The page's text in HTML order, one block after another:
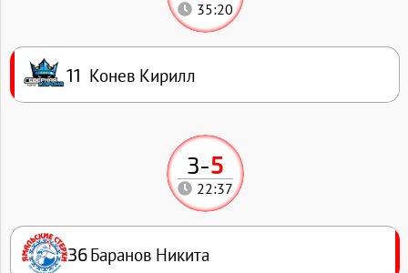
3-5
22:37
36Баранов Никита
35:20
11 Конев Кирилл